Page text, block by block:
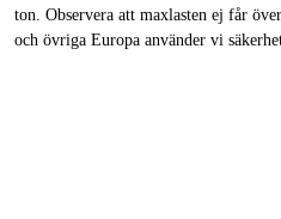
ton. Observera att maxlasten ej får
och övriga Europa använder vi